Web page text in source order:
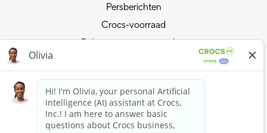
Persberichten
Crocs-voorraad
Relaties met investeerders
Lift mee op de sterke positie van Crocs
Lid worden van Crocs Club